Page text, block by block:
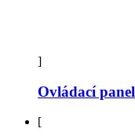
]
Ovládací panel
[